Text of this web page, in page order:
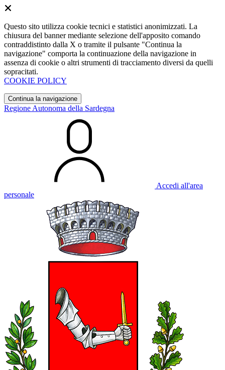
Questo sito utilizza cookie tecnici e statistici anonimizzati. La
chiusura del banner mediante selezione dell'apposito comando
contraddistinto dalla X o tramite il pulsante "Continua la
navigazione" comporta la continuazione della navigazione in
assenza di cookie o altri strumenti di tracciamento diversi da quelli
sopracitati.
COOKIE POLICY
Continua la navigazione
Regione Autonoma della Sardegna
Accedi all'area
personale